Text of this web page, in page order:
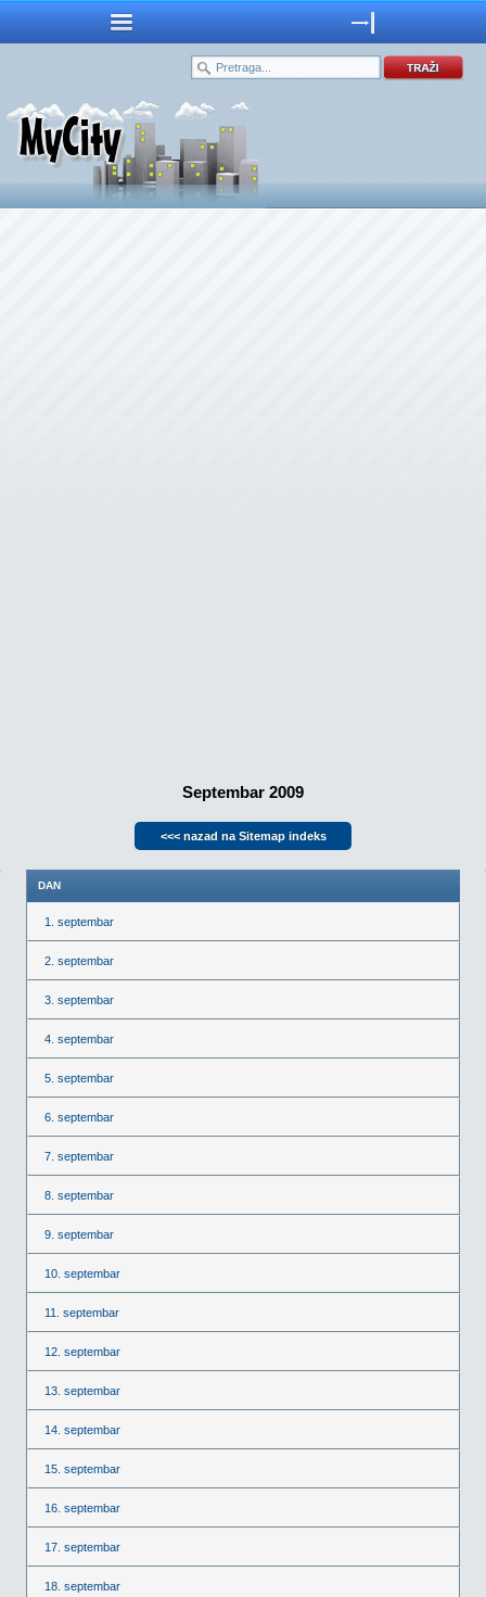
Septembar 2009
<<< nazad na Sitemap indeks
DAN
1. septembar
2. septembar
3. septembar
4. septembar
5. septembar
6. septembar
7. septembar
8. septembar
9. septembar
10. septembar
11. septembar
12. septembar
13. septembar
14. septembar
15. septembar
16. septembar
17. septembar
18. septembar